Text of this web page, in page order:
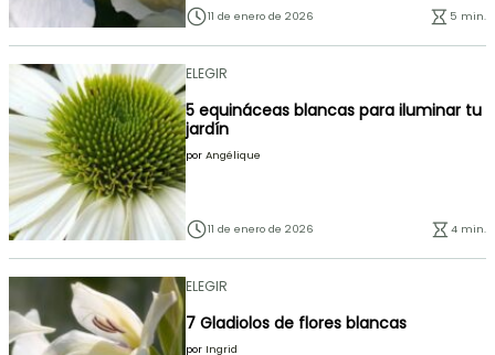
11 de enero de 2026 5 min.
ELEGIR
5 equináceas blancas para iluminar tu
jardín
por Angélique
11 de enero de 2026 4 min.
ELEGIR
7 Gladiolos de flores blancas
por Ingrid